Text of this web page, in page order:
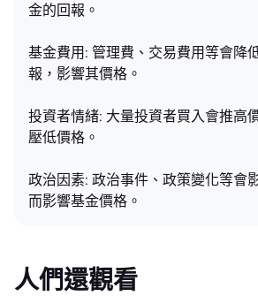
金的回報。
基金費用: 管理費、交易費用等會降
報，影響其價格。
投資者情緒: 大量投資者買入會推高
壓低價格。
政治因素: 政治事件、政策變化等會
而影響基金價格。
人們還觀看